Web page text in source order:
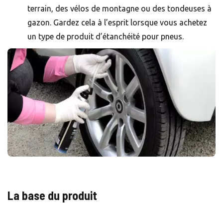
terrain, des vélos de montagne ou des tondeuses à
gazon. Gardez cela à l’esprit lorsque vous achetez
un type de produit d’étanchéité pour pneus.
La base du produit